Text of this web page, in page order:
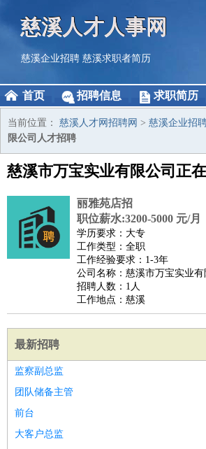
慈溪人才人事网
慈溪企业招聘 慈溪求职者简历
首页 招聘信息 求职简历
当前位置： 慈溪人才网招聘网 > 慈溪企业招
限公司人才招聘
慈溪市万宝实业有限公司正
丽雅苑店招
职位薪水:3200-5000 元/月
学历要求：大专
工作类型：全职
工作经验要求：1-3年
公司名称：慈溪市万宝实业有
招聘人数：1人
工作地点：慈溪
最新招聘
监察副总监
团队储备主管
前台
大客户总监